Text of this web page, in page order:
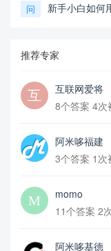
问 新手小白如何
推荐专家
互联网爱将
8个答案 4次
阿米哆福建
3个答案 1次
momo
11个答案 2
阿米哆基德